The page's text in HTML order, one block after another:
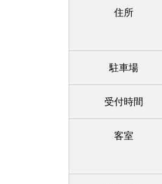
住所
駐車場
受付時間
客室